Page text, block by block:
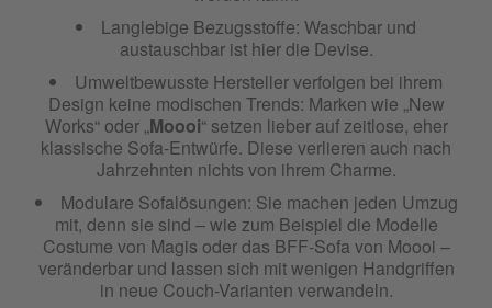
Langlebige Bezugsstoffe: Waschbar und
austauschbar ist hier die Devise.
Umweltbewusste Hersteller verfolgen bei ihrem
Design keine modischen Trends: Marken wie „New
Works“ oder „Moooi“ setzen lieber auf zeitlose, eher
klassische Sofa-Entwürfe. Diese verlieren auch nach
Jahrzehnten nichts von ihrem Charme.
Modulare Sofalösungen: Sie machen jeden Umzug
mit, denn sie sind – wie zum Beispiel die Modelle
Costume von Magis oder das BFF-Sofa von Moooi –
veränderbar und lassen sich mit wenigen Handgriffen
in neue Couch-Varianten verwandeln.